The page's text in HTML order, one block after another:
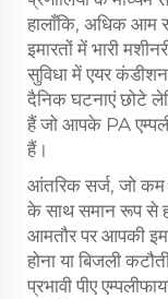
हालाँकि, अधिक आम
इमारतों में भारी
सुविधा में एयर
दैनिक घटनाएं छोटे
हैं जो आपके PA
हैं।
आंतरिक सर्ज, जो कम
के साथ समान रूप से
आमतौर पर आपकी
होना या बिजली
प्रभावी पीए